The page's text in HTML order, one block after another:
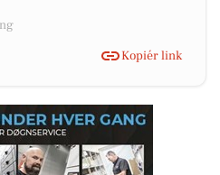
Kopiér link